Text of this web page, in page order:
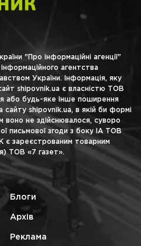
"Про інформаційні агенції"
агентства
України. Інформація, яку
shipovnik.ua є власністю ТОВ
або будь-яке інше поширення
сайту shipovnik.ua, в якій би формі
воно не здійснювалося, суворо
письмової згоди з боку ІА ТОВ
зареєстрованим товарним
ТОВ «7 газет».
Блоги
Архів
Реклама